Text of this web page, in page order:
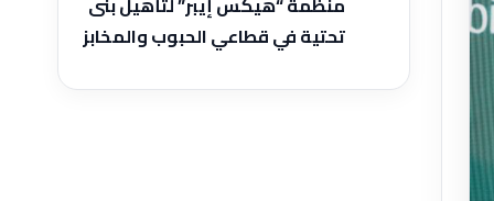
تحتية في قطاعي الحبوب والمخابز